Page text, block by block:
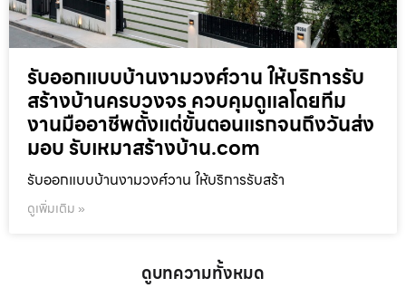
รับออกแบบบ้านงามวงศ์วาน ให้บริการรับ
สร้างบ้านครบวงจร ควบคุมดูแลโดยทีม
งานมืออาชีพตั้งแต่ขั้นตอนแรกจนถึงวันส่ง
มอบ รับเหมาสร้างบ้าน.com
รับออกแบบบ้านงามวงศ์วาน ให้บริการรับสร้า
ดูเพิ่มเติม »
ดูบทความทั้งหมด